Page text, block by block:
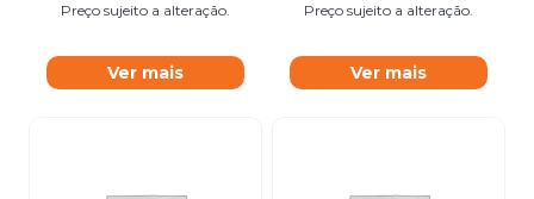
Preço sujeito a alteração.
Ver mais
Preço sujeito a alteração.
Ver mais